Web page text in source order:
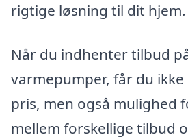
rigtige løsning til dit hjem.
Når du indhenter tilbud
varmepumper, får du
pris, men også mulighed
mellem forskellige tilbud